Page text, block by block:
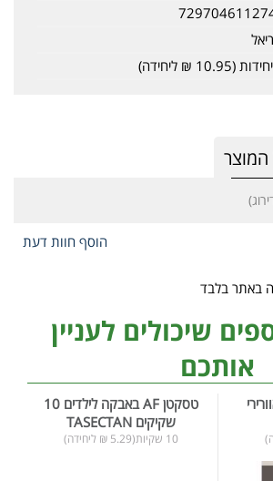
הוסף חוות דעת
באתר בלבד
שיכולים לעניין
אותכם
טסקטן AF באבקה לילדים 10
שקיקים TASECTAN
10 שקיות(5.29 ₪ ליחידה)